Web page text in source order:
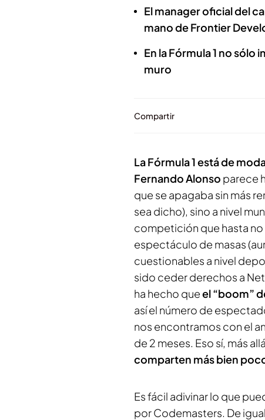
El manager oficial del
mano de Frontier
En la Fórmula 1 no
muro
Compartir
La Fórmula 1 está de
Fernando Alonso parece
que se apagaba sin más
sea dicho), sino a nivel
competición que hasta no
espectáculo de masas
cuestionables a nivel
sido ceder derechos a
ha hecho queel “boom”
así el número de
nos encontramos con el
de 2 meses. Eso sí, más
comparten más bien
Es fácil adivinar lo que
por Codemasters. De